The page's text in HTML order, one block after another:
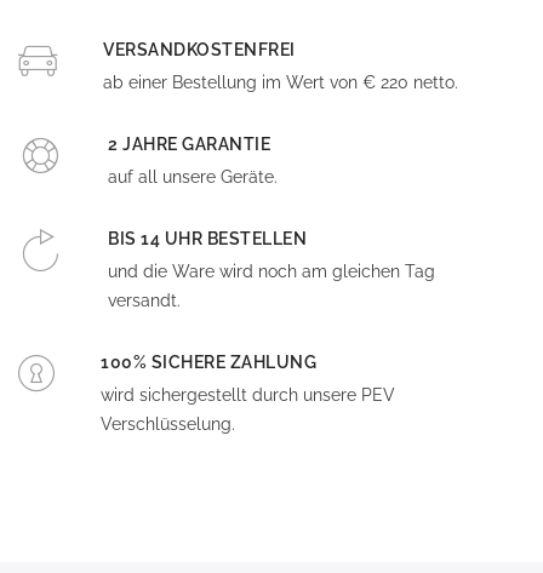
VERSANDKOSTENFREI
ab einer Bestellung im Wert von € 220 netto.
2 JAHRE GARANTIE
auf all unsere Geräte.
BIS 14 UHR BESTELLEN
und die Ware wird noch am gleichen Tag
versandt.
100% SICHERE ZAHLUNG
wird sichergestellt durch unsere PEV
Verschlüsselung.